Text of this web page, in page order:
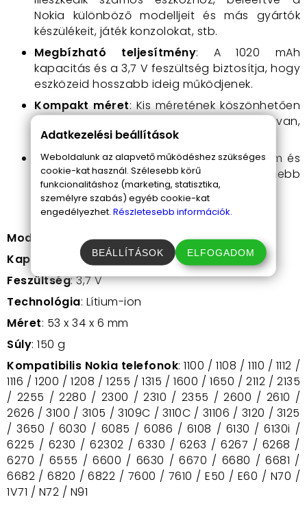
Nokia különböző modelljeit és más gyártók
készülékeit, játék konzolokat, stb.
Megbízható teljesítmény: A 1020 mAh
kapacitás és a 3,7 V feszültség biztosítja, hogy
eszközeid hosszabb ideig működjenek.
Kompakt méret: Kis méretének köszönhetően
könnyedén hordozható, így mindig kéznél van,
amikor szükséged van rá.
Lítium-ion technológia: Hosszú élettartam és
megbízhatóság a legmodernebb
akkumulátor-technológiával.
Model
Kapacitás
: 1020 mAh
Feszültség: 3,7 V
Technológia: Lítium-ion
Méret: 53 x 34 x 6 mm
Súly: 150 g
Kompatibilis Nokia telefonok: 1100 / 1108 / 1110 / 1112 /
1116 / 1200 / 1208 / 1255 / 1315 / 1600 / 1650 / 2112 / 2135
/ 2255 / 2280 / 2300 / 2310 / 2355 / 2600 / 2610 /
2626 / 3100 / 3105 / 3109C / 3110C / 31106 / 3120 / 3125
/ 3650 / 6030 / 6085 / 6086 / 6108 / 6130 / 6130i /
6225 / 6230 / 62302 / 6330 / 6263 / 6267 / 6268 /
6270 / 6555 / 6600 / 6630 / 6670 / 6680 / 6681 /
6682 / 6820 / 6822 / 7600 / 7610 / E50 / E60 / N70 /
1V71 / N72 / N91
Adatkezelési beállítások
Weboldalunk az alapvető működéshez szükséges
cookie-kat használ. Szélesebb körű
funkcionalitáshoz (marketing, statisztika,
személyre szabás) egyéb cookie-kat
engedélyezhet. Részletesebb információk.
BEÁLLÍTÁSOK ELFOGADOM